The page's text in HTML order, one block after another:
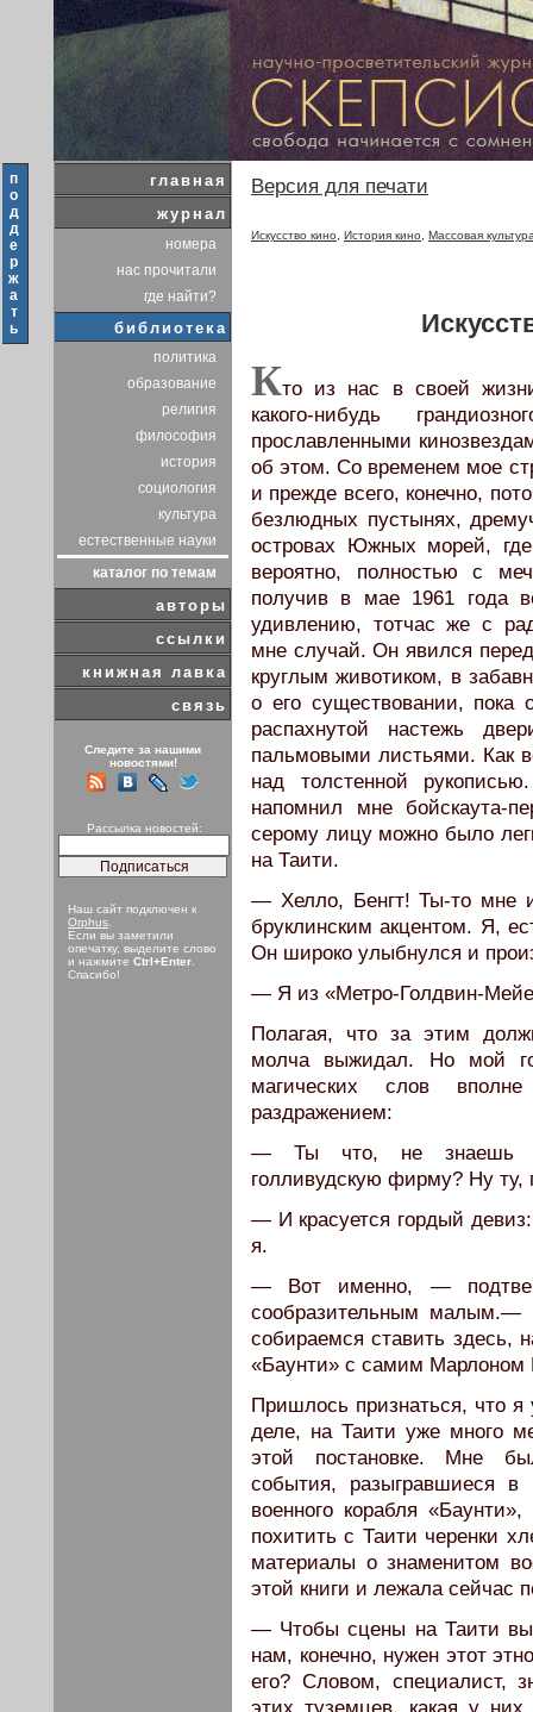
п
о
д
д
е
р
ж
а
т
ь
главная
журнал
номера
нас прочитали
где найти?
библиотека
политика
образование
религия
философия
история
социология
культура
естественные науки
каталог по темам
авторы
ссылки
книжная лавка
связь
Следите за нашими
новостями!
Рассылка новостей:
Наш сайт подключен к
Orphus
Если вы заметили
опечатку, выделите слово
и нажмите Ctrl+Enter
Спасибо!
Версия для печати
Искусство кино История кино Массовая
Кто из нас в своей
какого-нибудь
прославленными
об этом. Со временем мое
и прежде всего, конечно,
безлюдных пустынях,
островах Южных морей,
вероятно, полностью с
получив в мае 1961 года
удивлению, тотчас же с
мне случай. Он явился
круглым животиком, в
о его существовании, пока
распахнутой настежь
пальмовыми листьями. Как
над толстенной
напомнил мне бойскаута-
серому лицу можно было
на Таити.
— Хелло, Бенгт! Ты-то мне
бруклинским акцентом. Я,
Он широко улыбнулся и
— Я из «Метро-Голдвин-
Полагая, что за этим
молча выжидал. Но мой
магических слов
раздражением:
— Ты что, не знаешь
голливудскую фирму? Ну ту,
— И красуется гордый
я.
— Вот именно, —
сообразительным малым.—
собираемся ставить здесь,
«Баунти» с самим Марлоном
Пришлось признаться, что
деле, на Таити уже много
этой постановке. Мне
события, разыгравшиеся в
военного корабля
похитить с Таити черенки
материалы о знаменитом
этой книги и лежала сейчас
— Чтобы сцены на Таити
нам, конечно, нужен этот
его? Словом, специалист,